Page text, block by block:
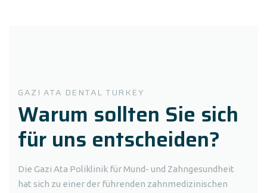
GAZI ATA DENTAL TURKEY
Warum sollten Sie sich
für uns entscheiden?
Die Gazi Ata Poliklinik für Mund- und Zahngesundheit
hat sich zu einer der führenden zahnmedizinischen